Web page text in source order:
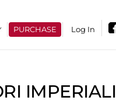
PURCHASE Log In
IMPERIALI